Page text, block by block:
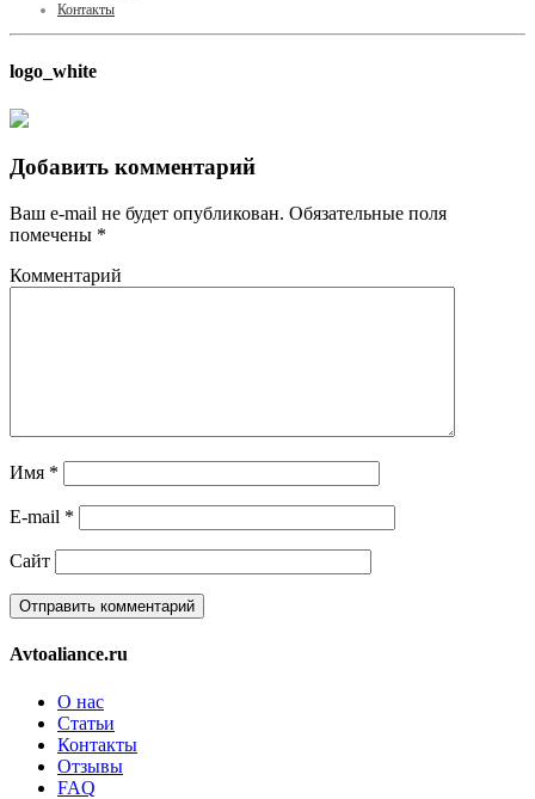
Контакты
logo_white
Добавить комментарий
Ваш e-mail не будет опубликован. Обязательные поля
помечены *
Комментарий
Имя *
E-mail *
Сайт
Avtoaliance.ru
О нас
Статьи
Контакты
Отзывы
FAQ